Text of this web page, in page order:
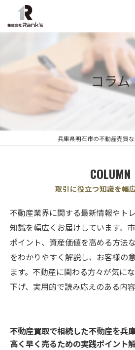
コラム
兵庫県明石市の不動産売買な
COLUMN
取引に役立つ知識を幅
不動産業界に関する最新情報やト
知識を幅広くお届けしています。
ポイント、資産価値を高める方法
をわかりやすく解説し、お客様の
ます。不動産に関わる方々が気に
下げ、実用的で読み応えのある内
不動産買取で相続した不動産を兵
高く早く売るための実践ポイント